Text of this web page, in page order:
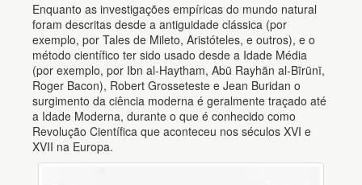
Enquanto as investigações empíricas do mundo natural
foram descritas desde a antiguidade clássica (por
exemplo, por Tales de Mileto, Aristóteles, e outros), e o
método científico ter sido usado desde a Idade Média
(por exemplo, por Ibn al-Haytham, Abū Rayhān al-Bīrūnī,
Roger Bacon), Robert Grosseteste e Jean Buridan o
surgimento da ciência moderna é geralmente traçado até
a Idade Moderna, durante o que é conhecido como
Revolução Científica que aconteceu nos séculos XVI e
XVII na Europa.